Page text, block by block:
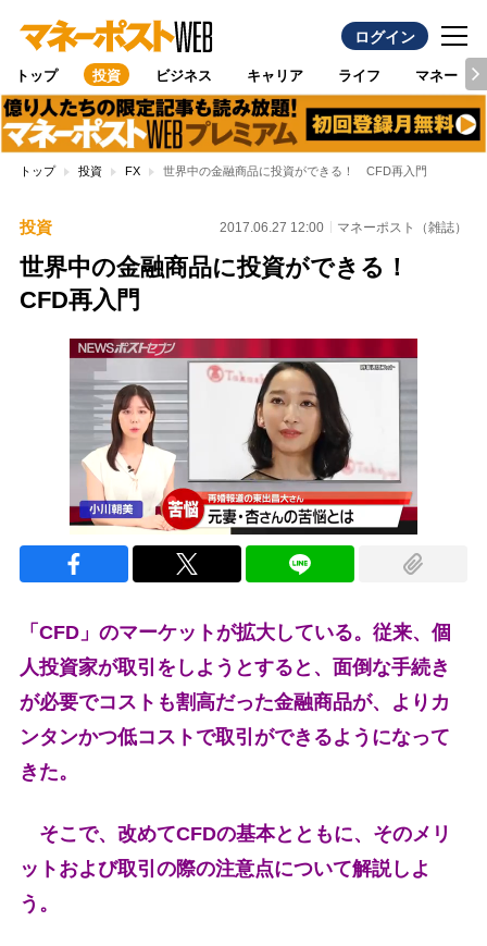
ログイン
トップ 投資 ビジネス キャリア ライフ マネー
トップ 投資 FX 世界中の金融商品に投資ができる！ CFD再入門
投資 2017.06.27 12:00 マネーポスト（雑誌）
世界中の金融商品に投資ができる！
CFD再入門
「CFD」のマーケットが拡大している。従来、個
人投資家が取引をしようとすると、面倒な手続き
が必要でコストも割高だった金融商品が、よりカ
ンタンかつ低コストで取引ができるようになって
きた。
そこで、改めてCFDの基本とともに、そのメリ
ットおよび取引の際の注意点について解説しよ
う。